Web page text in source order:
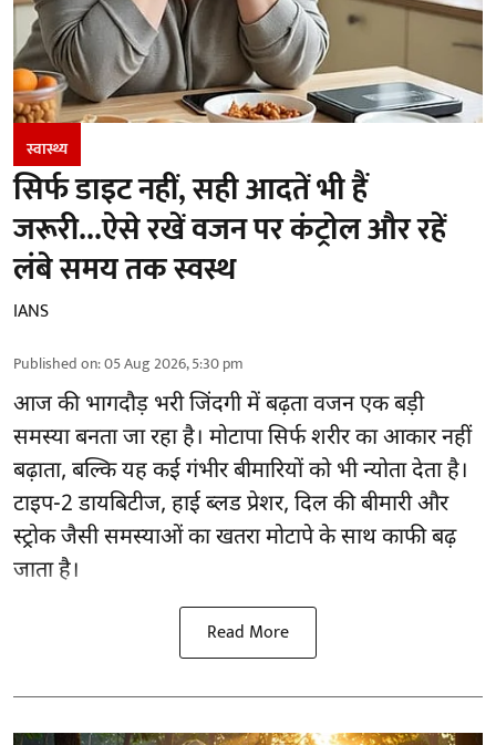
स्वास्थ्य
सिर्फ डाइट नहीं, सही आदतें भी हैं
जरूरी...ऐसे रखें वजन पर कंट्रोल और रहें
लंबे समय तक स्वस्थ
IANS
Published on:05 Aug 2026, 5:30 pm
आज की भागदौड़ भरी जिंदगी में बढ़ता वजन एक बड़ी
समस्या बनता जा रहा है। मोटापा सिर्फ शरीर का आकार नहीं
बढ़ाता, बल्कि यह कई गंभीर बीमारियों को भी न्योता देता है।
टाइप-2 डायबिटीज, हाई ब्लड प्रेशर, दिल की बीमारी और
स्ट्रोक जैसी समस्याओं का खतरा मोटापे के साथ काफी बढ़
जाता है।
Read More